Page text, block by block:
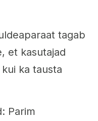
tagab
et kasutajad
ka tausta
Parim